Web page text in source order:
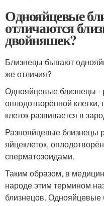
Однояйцевые
отличаются
двойняшек?
Близнецы бывают
же отличия?
Однояйцевые близнецы -
оплодотворённой
клеток развивается в
Разнояйцевые близнецы
яйцеклеток,
сперматозоидами.
Таким образом, в
народе этим термином
близнецов. Однояйцевые